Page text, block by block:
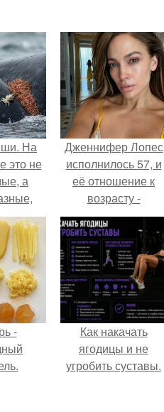
На
это не
а
к
Дженнифер Лопес
исполнилось 57, и
её отношение к
возрасту -
настоящий
манифест
уверенности: "не
говорите, что я
отлично выгляжу
для 57.
-
Как накачать
ягодицы и не
угробить суставы.